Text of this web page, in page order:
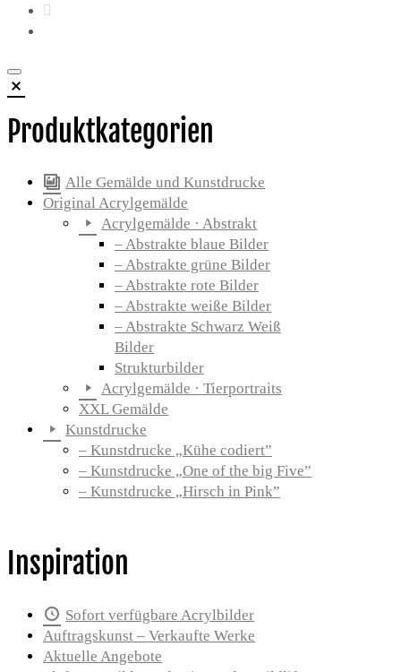
Produktkategorien
Alle Gemälde und Kunstdrucke
Original Acrylgemälde
Acrylgemälde · Abstrakt
– Abstrakte blaue Bilder
– Abstrakte grüne Bilder
– Abstrakte rote Bilder
– Abstrakte weiße Bilder
– Abstrakte Schwarz Weiß
Bilder
Strukturbilder
Acrylgemälde · Tierportraits
XXL Gemälde
Kunstdrucke
– Kunstdrucke „Kühe codiert”
– Kunstdrucke „One of the big Five”
– Kunstdrucke „Hirsch in Pink”
Inspiration
Sofort verfügbare Acrylbilder
Auftragskunst – Verkaufte Werke
Aktuelle Angebote